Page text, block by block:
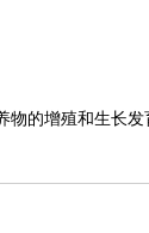
的增殖和生长发